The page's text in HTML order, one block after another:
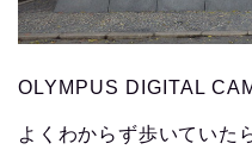
OLYMPUS DIGITAL
よくわからず歩いていた